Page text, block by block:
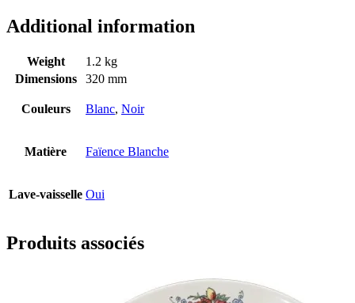
Additional information
Weight
1.2 kg
Dimensions
320 mm
Couleurs Blanc, Noir
Matière Faïence Blanche
Lave-vaisselle Oui
Produits associés